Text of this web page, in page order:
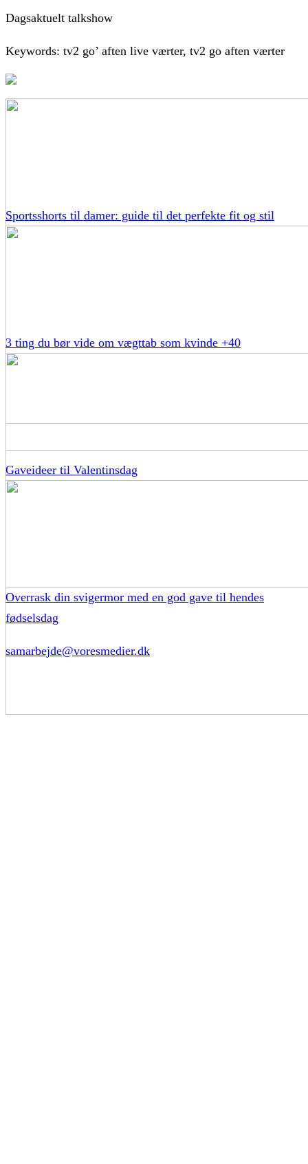
Dagsaktuelt talkshow
Keywords: tv2 go’ aften live værter, tv2 go aften værter
Sportsshorts til damer: guide til det perfekte fit og stil
3 ting du bør vide om vægttab som kvinde +40
Gaveideer til Valentinsdag
Overrask din svigermor med en god gave til hendes
fødselsdag
samarbejde@voresmedier.dk